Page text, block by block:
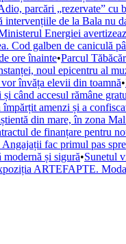
parcări „rezervate” cu
de la Bala nu
Energiei
Cod galben de caniculă
ore înainte•Parcul
noul epicentru al
învăța elevii din toamnă•
când accesul rămâne
amenzi și a
din mare, în zona
de finanțare pentru
fac primul pas
și sigură•Sunetul
ARTEFAPTE.